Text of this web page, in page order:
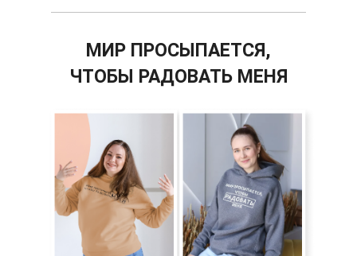
МИР ПРОСЫПАЕТСЯ,
ЧТОБЫ РАДОВАТЬ МЕНЯ